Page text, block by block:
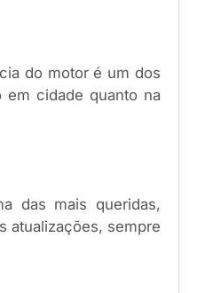
do motor é um dos
em cidade quanto na
das mais queridas,
atualizações, sempre